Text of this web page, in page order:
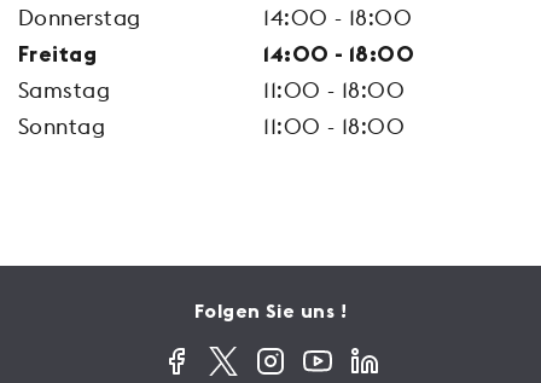
Donnerstag
14:00 - 18:00
Freitag 14:00 - 18:00
Samstag
11:00 - 18:00
Sonntag
11:00 - 18:00
Folgen Sie uns !